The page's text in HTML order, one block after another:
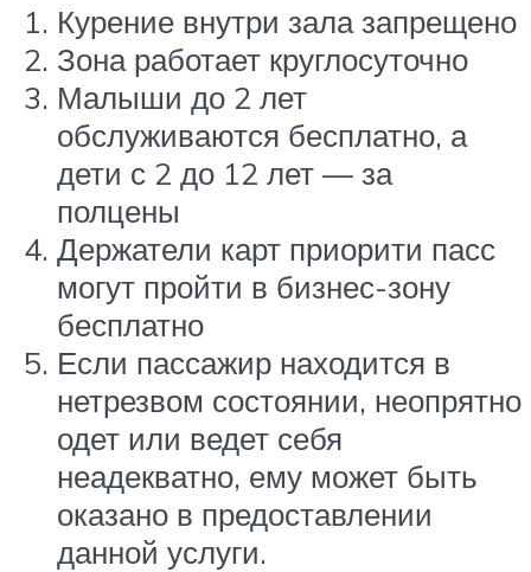
Курение внутри зала запрещено
Зона работает круглосуточно
Малыши до 2 лет
обслуживаются бесплатно, а
дети с 2 до 12 лет — за
полцены
Держатели карт приорити пасс
могут пройти в бизнес-зону
бесплатно
Если пассажир находится в
нетрезвом состоянии, неопрятно
одет или ведет себя
неадекватно, ему может быть
оказано в предоставлении
данной услуги.